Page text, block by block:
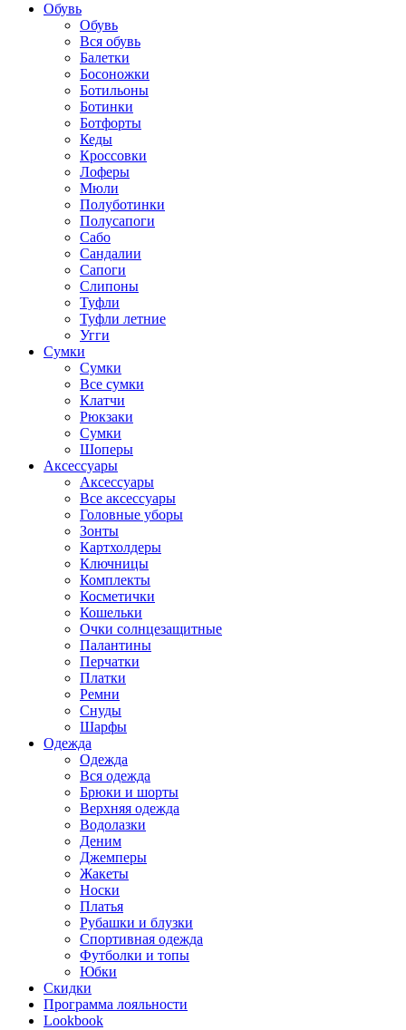
Обувь
Обувь
Вся обувь
Балетки
Босоножки
Ботильоны
Ботинки
Ботфорты
Кеды
Кроссовки
Лоферы
Мюли
Полуботинки
Полусапоги
Сабо
Сандалии
Сапоги
Слипоны
Туфли
Туфли летние
Угги
Сумки
Сумки
Все сумки
Клатчи
Рюкзаки
Сумки
Шоперы
Аксессуары
Аксессуары
Все аксессуары
Головные уборы
Зонты
Картхолдеры
Ключницы
Комплекты
Косметички
Кошельки
Очки солнцезащитные
Палантины
Перчатки
Платки
Ремни
Снуды
Шарфы
Одежда
Одежда
Вся одежда
Брюки и шорты
Верхняя одежда
Водолазки
Деним
Джемперы
Жакеты
Носки
Платья
Рубашки и блузки
Спортивная одежда
Футболки и топы
Юбки
Скидки
Программа лояльности
Lookbook